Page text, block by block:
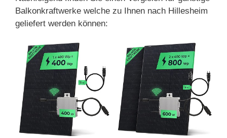
Balkonkraftwerke welche zu Ihnen nach Hillesheim
geliefert werden können: